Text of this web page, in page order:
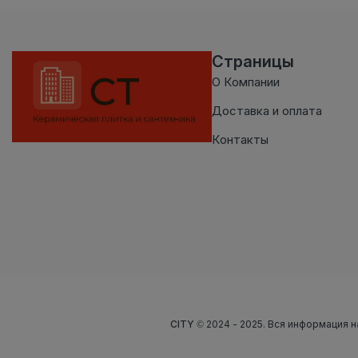
Страницы
О Компании
Доставка и оплата
Контакты
CITY © 2024 - 2025. Вся информация